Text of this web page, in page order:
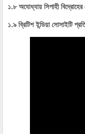
১.৮ অযোধ্যায় সিপাহী
১.৯ ব্রিটিশ ইন্ডিয়া সোসাইটি